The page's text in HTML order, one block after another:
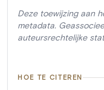
Deze toewijzing aan
metadata.
auteursrechtelijke
HOE TE CITEREN